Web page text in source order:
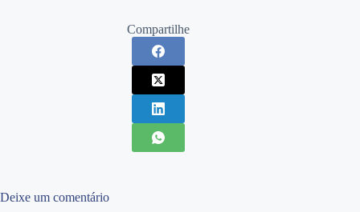
Compartilhe
Deixe um comentário